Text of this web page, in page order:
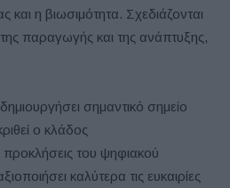
και η βιωσιμότητα. Σχεδιάζονται
παραγωγής και της ανάπτυξης,
σημαντικό σημείο
ο κλάδος
προκλήσεις του ψηφιακού
καλύτερα τις ευκαιρίες